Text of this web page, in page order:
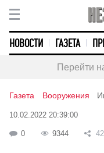
НОВОСТИ ГАЗЕТА
Перейти
Газета Вооружения
10.02.2022 20:39:00
0 9344 42